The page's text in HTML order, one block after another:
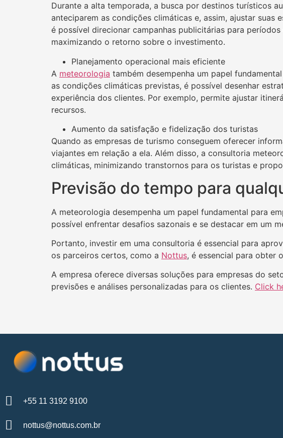
Durante a alta temporada, a busca por destinos turísticos
anteciparem as condições climáticas e, assim, ajustar
é possível direcionar campanhas publicitárias para
maximizando o retorno sobre o investimento.
Planejamento operacional mais eficiente
A meteorologia também desempenha um papel
as condições climáticas previstas, é possível desenhar
experiência dos clientes. Por exemplo, permite ajustar
recursos.
Aumento da satisfação e fidelização dos turistas
Quando as empresas de turismo conseguem oferecer
viajantes em relação a ela. Além disso, a consultoria
climáticas, minimizando transtornos para os turistas e
Previsão do tempo para
A meteorologia desempenha um papel fundamental para
possível enfrentar desafios sazonais e se destacar em um
Portanto, investir em uma consultoria é essencial para
os parceiros certos, como a Nottus, é essencial para obter
A empresa oferece diversas soluções para empresas do
previsões e análises personalizadas para os clientes. Click
+55 11 3192 9100
nottus@nottus.com.br